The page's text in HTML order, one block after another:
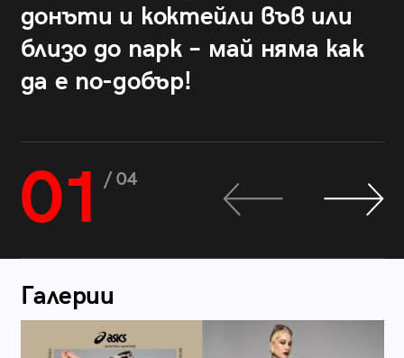
донъти и коктейли във или
близо до парк – май няма как
да е по-добър!
01 / 04
Галерии